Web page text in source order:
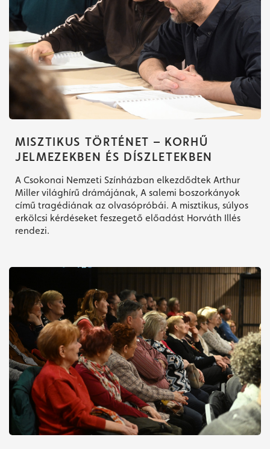
MISZTIKUS TÖRTÉNET – KORHŰ
JELMEZEKBEN ÉS DÍSZLETEKBEN
A Csokonai Nemzeti Színházban elkezdődtek Arthur
Miller világhírű drámájának, A salemi boszorkányok
című tragédiának az olvasópróbái. A misztikus, súlyos
erkölcsi kérdéseket feszegető előadást Horváth Illés
rendezi.